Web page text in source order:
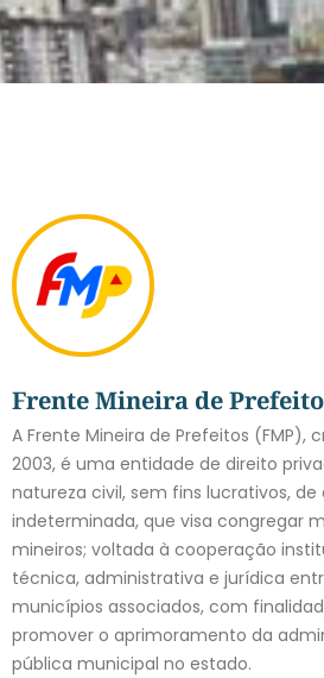
Frente Mineira de
A Frente Mineira de Prefeitos (FMP),
2003, é uma entidade de direito
natureza civil, sem fins lucrativos, de
indeterminada, que visa congregar
mineiros; voltada à cooperação
técnica, administrativa e jurídica
municípios associados, com
promover o aprimoramento da
pública municipal no estado.